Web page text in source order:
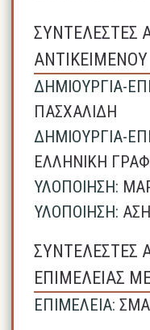
ΣΥΝΤΕΛΕΣΤΕΣ
ΑΝΤΙΚΕΙΜΕΝΟΥ
ΔΗΜΙΟΥΡΓΙΑ-
ΠΑΣΧΑΛΙΔΗ
ΔΗΜΙΟΥΡΓΙΑ-
ΕΛΛΗΝΙΚΗ
ΥΛΟΠΟΙΗΣΗ:
ΥΛΟΠΟΙΗΣΗ:
ΣΥΝΤΕΛΕΣΤΕΣ
ΕΠΙΜΕΛΕΙΑΣ
ΕΠΙΜΕΛΕΙΑ: